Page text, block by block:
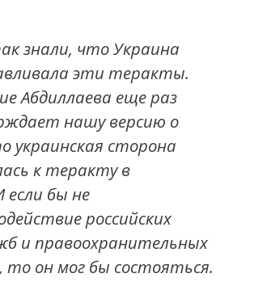
знали, что Украина
эти теракты.
Абдиллаева еще раз
нашу версию о
украинская сторона
к теракту в
если бы не
российских
и правоохранительных
то он мог бы состояться.